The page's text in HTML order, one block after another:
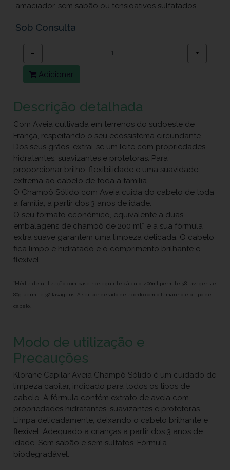
amaciador, sem sabão ou tensioativos sulfatados.
Sob Consulta
− +
Adicionar
Descrição detalhada
Com Aveia cultivada em terrenos do sudoeste de
França, respeitando o seu ecossistema circundante.
Dos seus grãos, extrai-se um leite com propriedades
hidratantes, suavizantes e protetoras. Para
proporcionar brilho, flexibilidade e uma suavidade
extrema ao cabelo de toda a família.
O Champô Sólido com Aveia cuida do cabelo de toda
a família, a partir dos 3 anos de idade.
O seu formato económico, equivalente a duas
embalagens de champô de 200 ml* e a sua fórmula
extra suave garantem uma limpeza delicada. O cabelo
fica limpo e hidratado e o comprimento brilhante e
flexível.
*Média de utilização com base no seguinte cálculo: 400ml permite 38 lavagens e
80g permite 32 lavagens. A ser ponderado de acordo com o tamanho e o tipo de
cabelo.
Modo de utilização e
Precauções
Klorane Capilar Aveia Champô Sólido é um cuidado de
limpeza capilar, indicado para todos os tipos de
cabelo. A fórmula contém extrato de aveia com
propriedades hidratantes, suavizantes e protetoras.
Limpa delicadamente, deixando o cabelo brilhante e
flexível. Adequado a crianças a partir dos 3 anos de
idade. Sem sabão e sem sulfatos. Fórmula
biodegradável.